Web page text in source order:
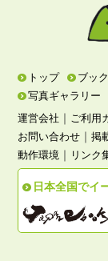
トップ ブック
写真ギャラリー
運営会社 ｜ ご利用
お問い合わせ ｜掲
動作環境 ｜ リンク
日本全国でイ